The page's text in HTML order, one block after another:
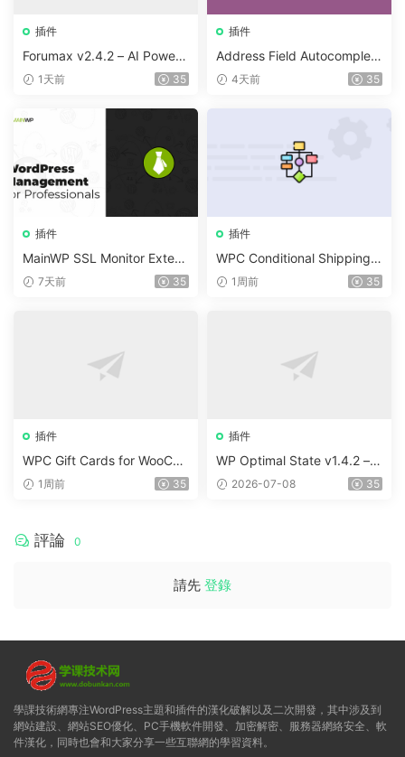
插件
Forumax v2.4.2 – AI Powere
d Advanced Community For
1天前 35
插件
Address Field Autocomplete
For WooCommerce v1.3.2
4天前 35
插件
MainWP SSL Monitor Extens
ion v5.2
7天前 35
插件
WPC Conditional Shipping &
Payments (Premium) v1.0.2
1周前 35
插件
WPC Gift Cards for WooCo
mmerce (Premium) v1.0.2
1周前 35
插件
WP Optimal State v1.4.2 –
WordPress 優化、清理和安
2026-07-08 35
評論 0
請先 登錄
學課技術網專注WordPress主題和插件的漢化破解以及二次開發，其中涉及到
網站建設、網站SEO優化、PC手機軟件開發、加密解密、服務器網絡安全、軟
件漢化，同時也會和大家分享一些互聯網的學習資料。